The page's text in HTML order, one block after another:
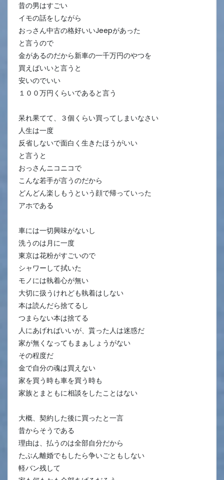
昔の男はすごい
イモの話をしながら
おっさん中古の格好いいJeepがあった
と言うので
金があるのだから新車の一千万円のやつを
買えばいいと言うと
安いのでいい
１００万円くらいであると言う
呆れ果てて、３個くらい買ってしまいなさい
人生は一度
反省しないで面白く生きたほうがいい
と言うと
おっさんニコニコで
こんな若手が言うのだから
どんどん楽しもうという顔で帰っていった
アホである
車には一切興味がないし
洗うのは月に一度
東京は花粉がすごいので
シャワーして拭いた
モノには執着心が無い
大切に扱うけれども執着はしない
本は読んだら捨てるし
つまらない本は捨てる
人にあげればいいが、貰った人は迷惑だ
家が無くなってもまぁしょうがない
その程度だ
金で自分の魂は買えない
家を買う時も車を買う時も
家族とまともに相談をしたことはない
大概、契約した後に買ったと一言
昔からそうである
理由は、払うのは全部自分だから
たぶん離婚でもしたら争いごともしない
軽バン残して